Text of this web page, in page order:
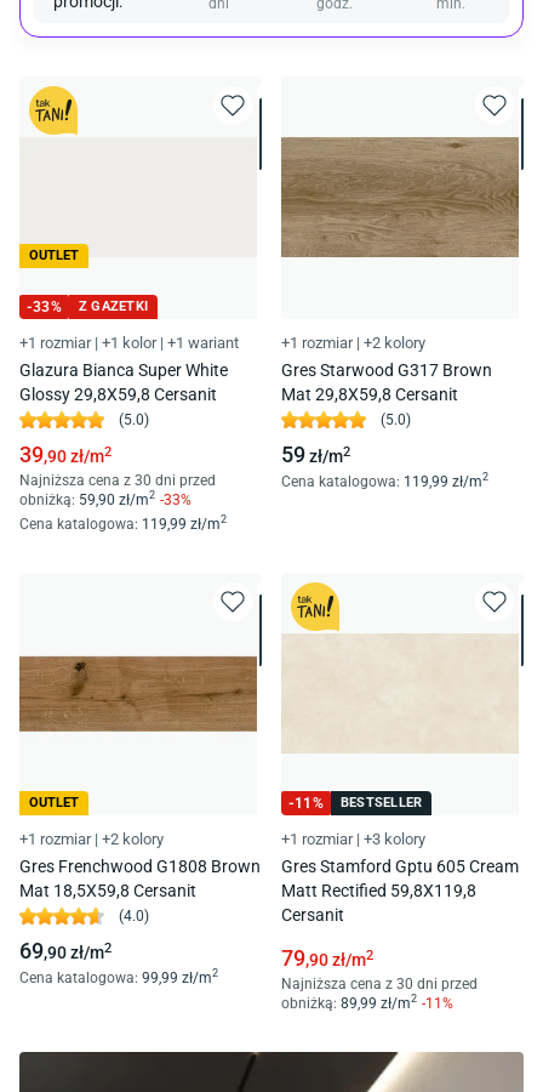
OUTLET
-33% Z GAZETKI
+1 rozmiar | +1 kolor | +1 wariant
Glazura Bianca Super White
Glossy 29,8X59,8 Cersanit
(5.0)
39,90zł/m2
Najniższa cena z 30 dni przed
obniżką: 59 ,90 zł/m2 -33%
Cena katalogowa: 119 ,99 zł/m2
+1 rozmiar | +2 kolory
Gres Starwood G317 Brown
Mat 29,8X59,8 Cersanit
(5.0)
59zł/m2
Cena katalogowa: 119 ,99 zł/m2
OUTLET
+1 rozmiar | +2 kolory
Gres Frenchwood G1808 Brown
Mat 18,5X59,8 Cersanit
(4.0)
69,90zł/m2
Cena katalogowa: 99 ,99 zł/m2
-11 % BESTSELLER
+1 rozmiar | +3 kolory
Gres Stamford Gptu 605 Cream
Matt Rectified 59,8X119,8
Cersanit
79,90zł/m2
Najniższa cena z 30 dni przed
obniżką: 89 ,99 zł/m2 -11%